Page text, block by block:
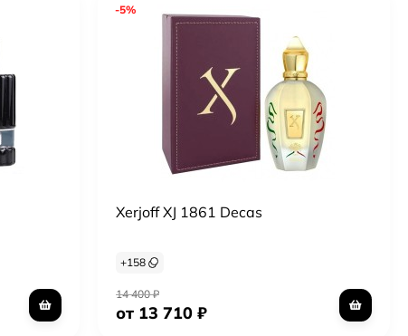
-5%
Xerjoff XJ 1861 Decas
+158
14 400₽
от 13 710₽